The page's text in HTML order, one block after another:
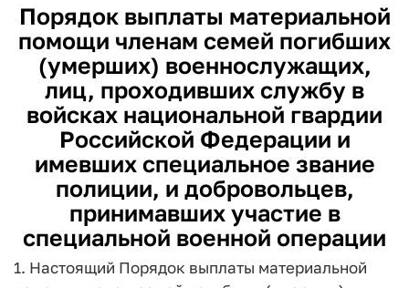
Порядок выплаты материальной
помощи членам семей погибших
(умерших) военнослужащих,
лиц, проходивших службу в
войсках национальной гвардии
Российской Федерации и
имевших специальное звание
полиции, и добровольцев,
принимавших участие в
специальной военной операции
1. Настоящий Порядок выплаты материальной